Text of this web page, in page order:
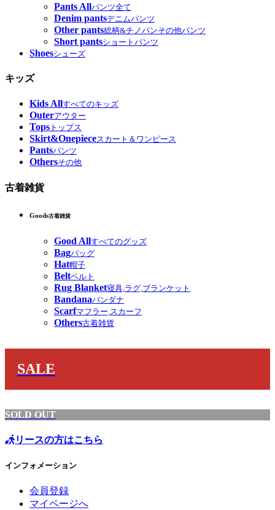
Pants Allパンツ全て
Denim pantsデニムパンツ
Other pants総柄&チノパンその他パンツ
Short pantsショートパンツ
Shoesシューズ
キッズ
Kids Allすべてのキッズ
Outerアウター
Tops トップス
Skirt&Onepieceスカート＆ワンピース
Pantsパンツ
Othersその他
古着雑貨
Goods古着雑貨
Good Allすべてのグッズ
Bagバッグ
Hat帽子
Beltベルト
Rug Blanket寝具,ラグ,ブランケット
Bandanaバンダナ
Scarfマフラー,スカーフ
Others古着雑貨
SALE
SOLD OUT
リースの方はこちら
インフォメーション
会員登録
マイページへ